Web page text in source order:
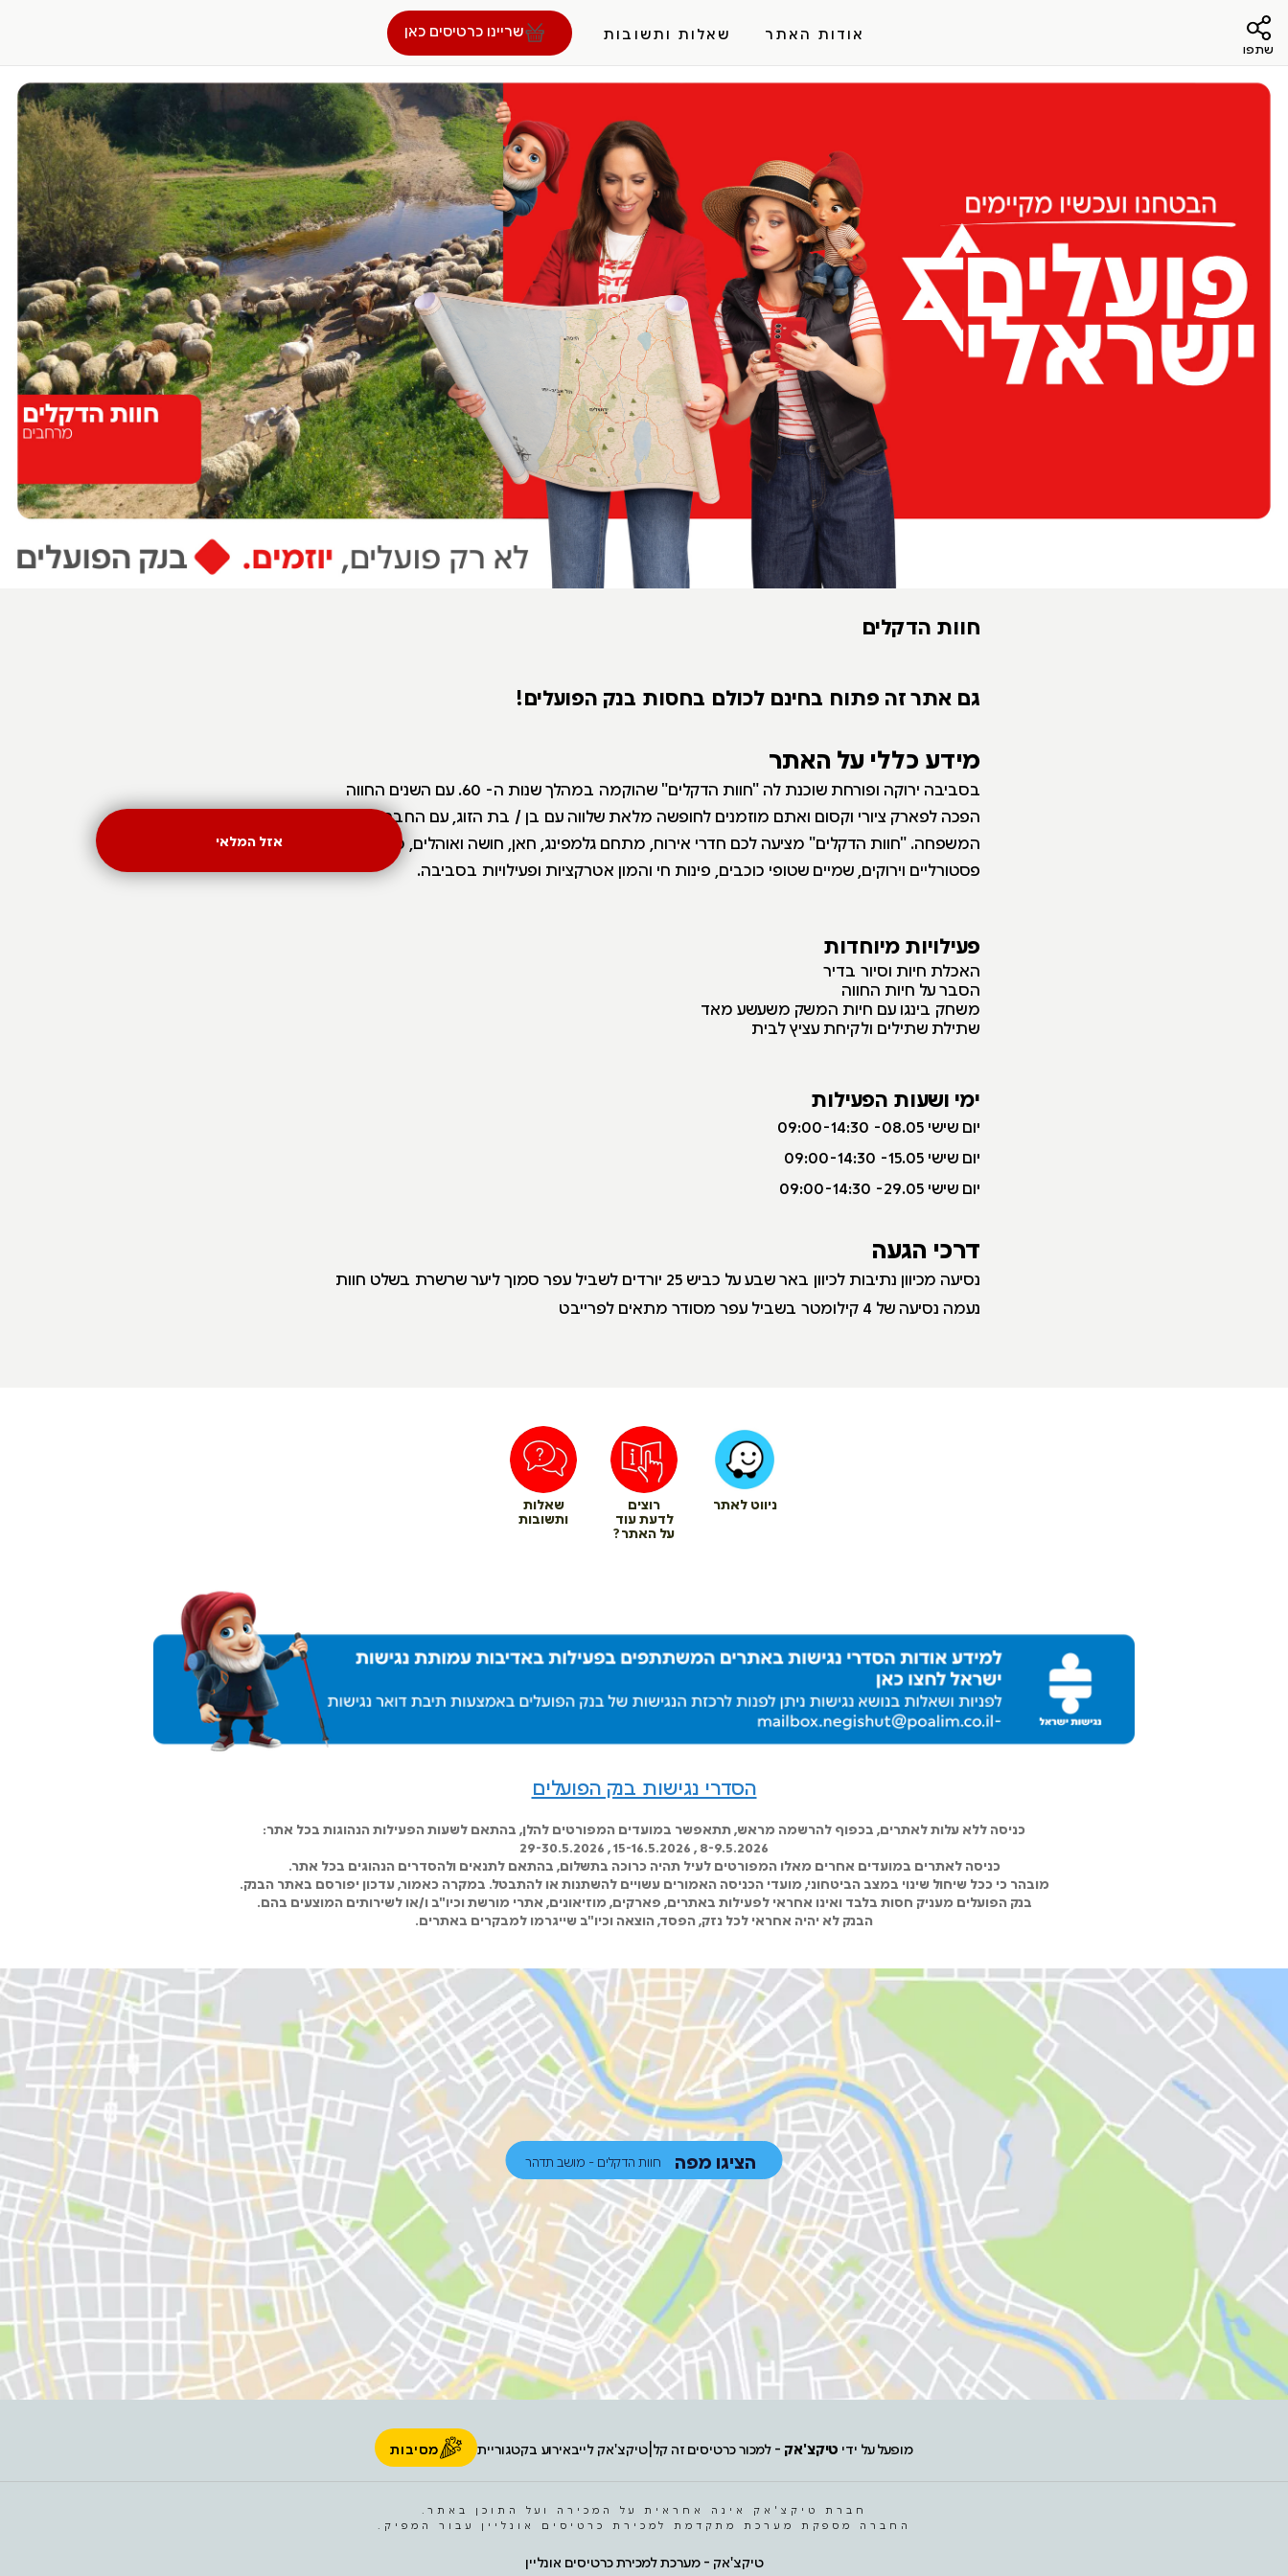
שתפו
אודות האתר שאלות ותשובות שריינו כרטיסים כאן
הפרופיל שלי
התנתק
חוות הדקלים
גם אתר זה פתוח בחינם לכולם בחסות בנק הפועלים!
מידע כללי על האתר
בסביבה ירוקה ופורחת שוכנת לה "חוות הדקלים" שהוקמה במהלך שנות ה- 60. עם השנים החווה
הפכה לפארק ציורי וקסום ואתם מוזמנים לחופשה מלאת שלווה עם בן / בת הזוג, עם החברים ועם
המשפחה. "חוות הדקלים" מציעה לכם חדרי אירוח, מתחם גלמפינג, חאן, חושה ואוהלים, מרחבים
פסטורליים וירוקים, שמיים שטופי כוכבים, פינות חי והמון אטרקציות ופעילויות בסביבה.
פעילויות מיוחדות
האכלת חיות וסיור בדיר
הסבר על חיות החווה
משחק בינגו עם חיות המשק משעשע מאד
שתילת שתילים ולקיחת עציץ לבית
ימי ושעות הפעילות
יום שישי 08.05- 09:00-14:30
יום שישי 15.05- 09:00-14:30
יום שישי 29.05- 09:00-14:30
דרכי הגעה
נסיעה מכיוון נתיבות לכיוון באר שבע על כביש 25 יורדים לשביל עפר סמוך ליער שרשרת בשלט חוות
נעמה נסיעה של 4 קילומטר בשביל עפר מסודר מתאים לפרייבט
ניווט לאתר רוצים
לדעת עוד
על האתר?
שאלות
ותשובות
הסדרי נגישות בנק הפועלים
כניסה ללא עלות לאתרים, בכפוף להרשמה מראש, תתאפשר במועדים המפורטים להלן, בהתאם לשעות הפעילות הנהוגות בכל אתר:
8-9.5.2026 , 15-16.5.2026 , 29-30.5.2026
כניסה לאתרים במועדים אחרים מאלו המפורטים לעיל תהיה כרוכה בתשלום, בהתאם לתנאים ולהסדרים הנהוגים בכל אתר.
מובהר כי ככל שיחול שינוי במצב הביטחוני, מועדי הכניסה האמורים עשויים להשתנות או להתבטל. במקרה כאמור, עדכון יפורסם באתר הבנק.
בנק הפועלים מעניק חסות בלבד ואינו אחראי לפעילות באתרים, פארקים, מוזיאונים, אתרי מורשת וכיו"ב ו/או לשירותים המוצעים בהם.
הבנק לא יהיה אחראי לכל נזק, הפסד, הוצאה וכיו"ב שייגרמו למבקרים באתרים.
הציגו מפה חוות הדקלים - מושב תדהר
מופעל על ידי טיקצ'אק - למכור כרטיסים זה קל|טיקצ'אק לייבאירוע בקטגוריית מסיבות
חברת טיקצ'אק אינה אחראית על המכירה ועל התוכן באתר.
החברה מספקת מערכת מתקדמת למכירת כרטיסים אונליין עבור המפיק.
טיקצ'אק - מערכת למכירת כרטיסים אונליין
אזל המלאי